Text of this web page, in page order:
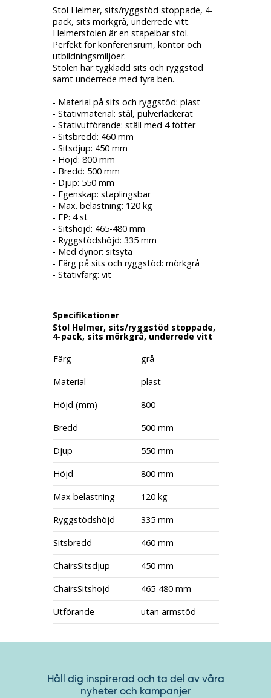
Stol Helmer, sits/ryggstöd stoppade, 4-
pack, sits mörkgrå, underrede vitt.
Helmerstolen är en stapelbar stol.
Perfekt för konferensrum, kontor och
utbildningsmiljöer.
Stolen har tygklädd sits och ryggstöd
samt underrede med fyra ben.
- Material på sits och ryggstöd: plast
- Stativmaterial: stål, pulverlackerat
- Stativutförande: ställ med 4 fötter
- Sitsbredd: 460 mm
- Sitsdjup: 450 mm
- Höjd: 800 mm
- Bredd: 500 mm
- Djup: 550 mm
- Egenskap: staplingsbar
- Max. belastning: 120 kg
- FP: 4 st
- Sitshöjd: 465-480 mm
- Ryggstödshöjd: 335 mm
- Med dynor: sitsyta
- Färg på sits och ryggstöd: mörkgrå
- Stativfärg: vit
Specifikationer
Stol Helmer, sits/ryggstöd stoppade,
4-pack, sits mörkgrå, underrede vitt
Färg
grå
Material
plast
Höjd (mm)
800
Bredd
500 mm
Djup
550 mm
Höjd
800 mm
Max belastning
120 kg
Ryggstödshöjd
335 mm
Sitsbredd
460 mm
ChairsSitsdjup
450 mm
ChairsSitshojd
465-480 mm
Utförande
utan armstöd
Håll dig inspirerad och ta del av våra
nyheter och kampanjer